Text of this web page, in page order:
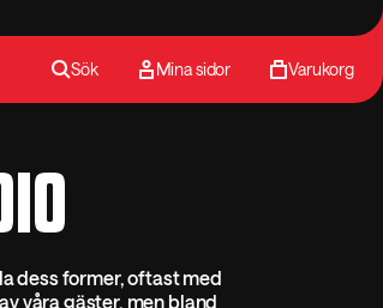
Sök Mina sidor Varukorg
dess former, oftast med
våra gäster, men bland